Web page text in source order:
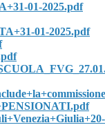
01-2025.pdf
01-2025.pdf